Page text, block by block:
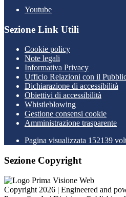
Youtube
Sezione Link Utili
Cookie policy
Note legali
Informativa Privacy
Ufficio Relazioni con il
Dichiarazione di accessibilità
Obiettivi di accessibilità
Whistleblowing
Gestione consensi cookie
Amministrazione trasparente
Pagina visualizzata 152139
Sezione Copyright
Copyright 2026 | Engineered and